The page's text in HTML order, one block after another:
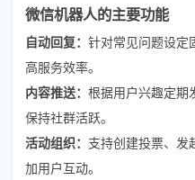
微信机器人的主要功能
自动回复： 针对常见问题设定
高服务效率。
内容推送： 根据用户兴趣定期
保持社群活跃。
活动组织： 支持创建投票、发
加用户互动。